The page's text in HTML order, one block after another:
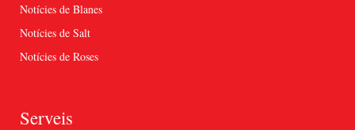
Notícies de Blanes
Notícies de Salt
Notícies de Roses
Serveis